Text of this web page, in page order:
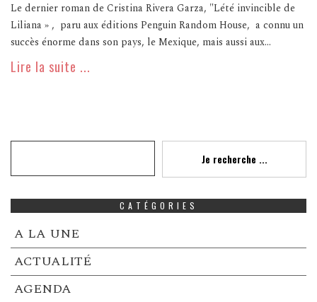
Le dernier roman de Cristina Rivera Garza, "Lété invincible de
Liliana » , paru aux éditions Penguin Random House, a connu un
succès énorme dans son pays, le Mexique, mais aussi aux...
Lire la suite ...
Je recherche ...
CATÉGORIES
A LA UNE
ACTUALITÉ
AGENDA